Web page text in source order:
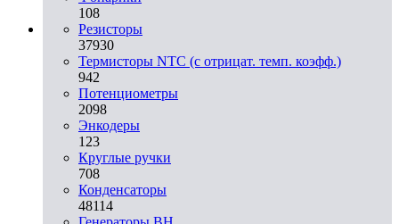
108
Резисторы
37930
Термисторы NTC (с отрицат. темп. коэфф.)
942
Потенциометры
2098
Энкодеры
123
Круглые ручки
708
Конденсаторы
48114